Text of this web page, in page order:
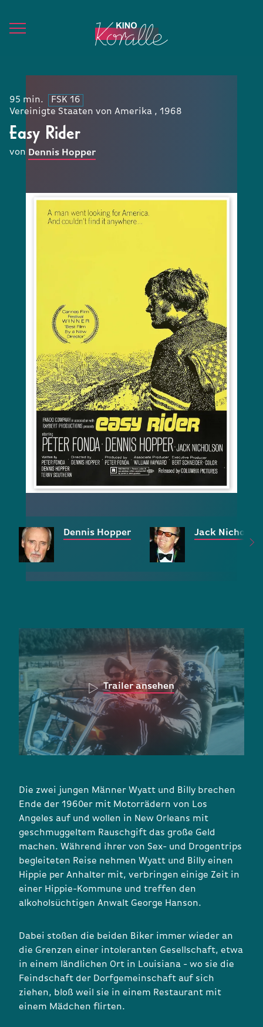
95 min.
FSK 16
Vereinigte Staaten von Amerika , 1968
Easy Rider
von Dennis Hopper
Dennis Hopper Jack
Trailer ansehen
Die zwei jungen Männer Wyatt und Billy brechen
Ende der 1960er mit Motorrädern von Los
Angeles auf und wollen in New Orleans mit
geschmuggeltem Rauschgift das große Geld
machen. Während ihrer von Sex- und Drogentrips
begleiteten Reise nehmen Wyatt und Billy einen
Hippie per Anhalter mit, verbringen einige Zeit in
einer Hippie-Kommune und treffen den
alkoholsüchtigen Anwalt George Hanson.
Dabei stoßen die beiden Biker immer wieder an
die Grenzen einer intoleranten Gesellschaft, etwa
in einem ländlichen Ort in Louisiana - wo sie die
Feindschaft der Dorfgemeinschaft auf sich
ziehen, bloß weil sie in einem Restaurant mit
einem Mädchen flirten.